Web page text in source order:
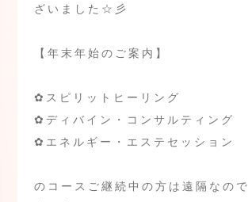
ざいました☆彡
【年末年始のご案内】
✿スピリットヒーリング
✿ディバイン・コンサルティング
✿エネルギー・エステセッション
のコースご継続中の方は遠隔なので